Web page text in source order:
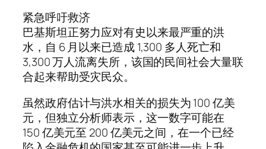
紧急呼吁救济
巴基斯坦正努力应对有史以来最严重的洪
水，自 6 月以来已造成 1,300 多人死亡和
3,300 万人流离失所，该国的民间社会大量联
合起来帮助受灾民众。
虽然政府估计与洪水相关的损失为 100 亿美
元，但独立分析师表示，这一数字可能在
150 亿美元至 200 亿美元之间，在一个已经